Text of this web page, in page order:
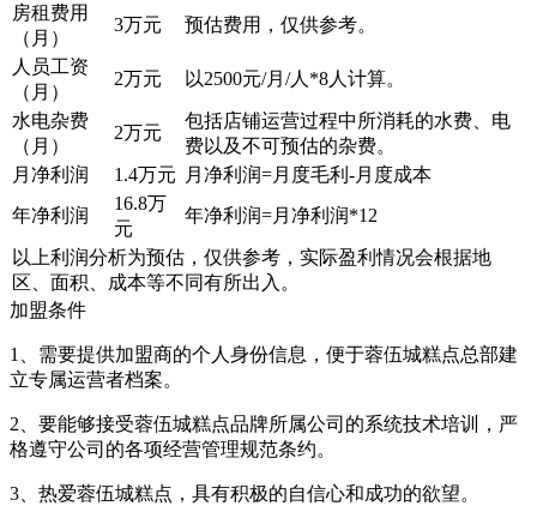
房租费用
（月）
3万元 预估费用，仅供参考。
人员工资
（月）
2万元 以2500元/月/人*8人计算。
水电杂费
（月）
2万元
包括店铺运营过程中所消耗的水费、电
费以及不可预估的杂费。
月净利润
1.4万元
月净利润=月度毛利-月度成本
年净利润
16.8万
元
年净利润=月净利润*12
以上利润分析为预估，仅供参考，实际盈利情况会根据地
区、面积、成本等不同有所出入。
加盟条件
1、需要提供加盟商的个人身份信息，便于蓉伍城糕点总部建
立专属运营者档案。
2、要能够接受蓉伍城糕点品牌所属公司的系统技术培训，严
格遵守公司的各项经营管理规范条约。
3、热爱蓉伍城糕点，具有积极的自信心和成功的欲望。